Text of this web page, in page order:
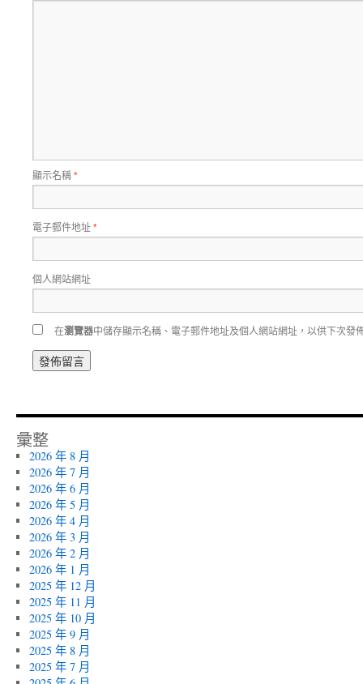
顯示名稱*
電子郵件地址*
個人網站網址
在瀏覽器中儲存顯示名稱、電子郵件地址及個人網站網址，以供下次發
彙整
2026 年 8 月
2026 年 7 月
2026 年 6 月
2026 年 5 月
2026 年 4 月
2026 年 3 月
2026 年 2 月
2026 年 1 月
2025 年 12 月
2025 年 11 月
2025 年 10 月
2025 年 9 月
2025 年 8 月
2025 年 7 月